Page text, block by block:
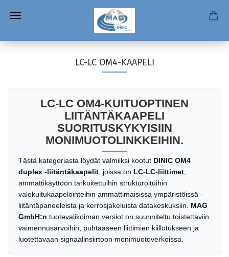
LC-LC OM4-KAAPELI
LC-LC OM4-KUITUOPTINEN
LIITÄNTÄKAAPELI
SUORITUSKYKYISIIN
MONIMUOTOLINKKEIHIN.
Tästä kategoriasta löydät valmiiksi kootut DINIC OM4
duplex -liitäntäkaapelit , joissa on LC-LC-liittimet
ammattikäyttöön tarkoitettuihin strukturoituihin
valokuitukaapelointeihin ammattimaisissa ympäristöissä -
liitäntäpaneeleista ja kerrosjakeluista datakeskuksiin. MAG
GmbH:n tuotevalikoiman versiot on suunniteltu toistettaviin
vaimennusarvoihin, puhtaaseen liittimien kiillotukseen ja
luotettavaan signaalinsiirtoon monimuotoverkoissa.